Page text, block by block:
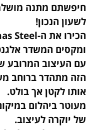
חיפשתם מתנה
לשעון הנכון!
ומקסים המשדר
עם העיצוב המרובע
אותו לקטן אך בולט.
של יוקרה לעיצוב.